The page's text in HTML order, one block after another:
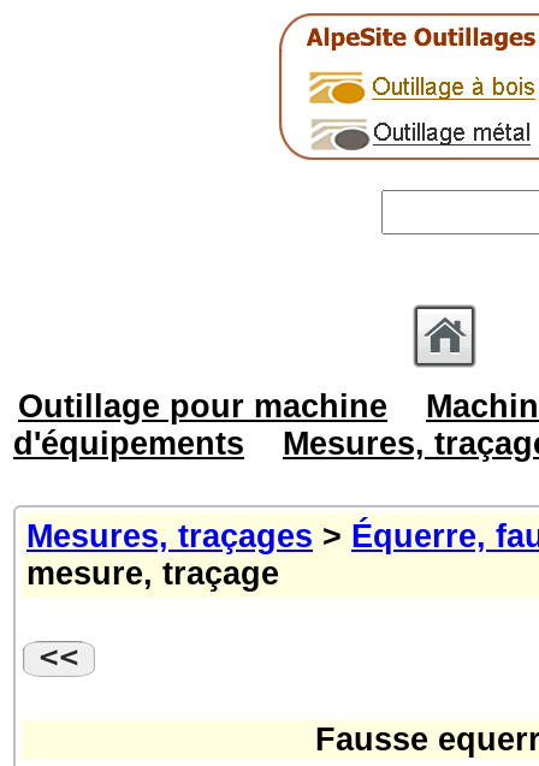
Outillage pour machine
d'équipements
Mesures,
Mesures, traçages > Équerre,
mesure, traçage
Fausse